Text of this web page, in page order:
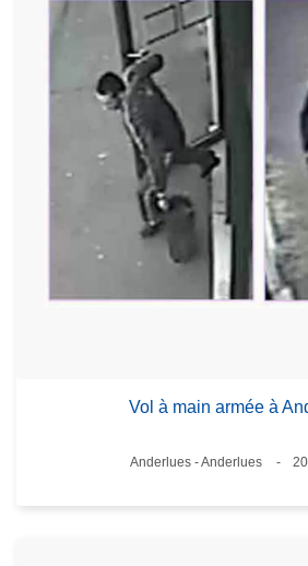
Vol à main armée à
Standort
Anderlues - Anderlues